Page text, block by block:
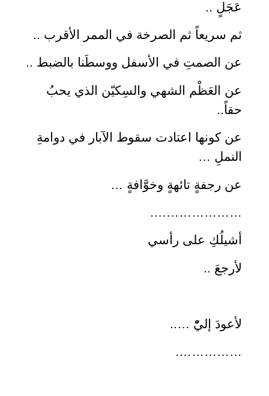
عَجَلٍ ..
ثم سريعاً ثم الصرخة في الممر الأقرب ..
عن الصمتِ في الأسفل ووسطَنا بالضبط ..
عن العَظْم الشهي والسِكيّن الذي يحبُ
حقاً..
عن كونها اعتادت سقوط الآبار في دوامةِ
النملِ …
عن رجفةٍ تائهةٍ وخوَّافةٍ …
………………….
أشيلُكِ على رأسي
لأرجعَ ..
لأعودَ إليّْ …..
…………….